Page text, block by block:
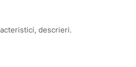
descrieri.